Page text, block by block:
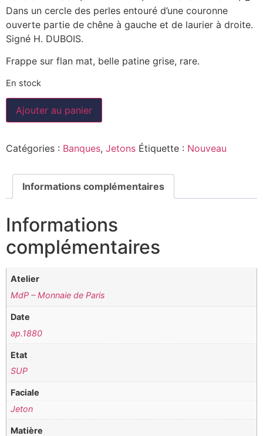
Dans un cercle des perles entouré d’une couronne
ouverte partie de chêne à gauche et de laurier à droite.
Signé H. DUBOIS.
Frappe sur flan mat, belle patine grise, rare.
En stock
Ajouter au panier
Catégories : Banques, Jetons Étiquette : Nouveau
Informations complémentaires
Informations
complémentaires
Atelier
MdP – Monnaie de Paris
Date
ap.1880
Etat
SUP
Faciale
Jeton
Matière